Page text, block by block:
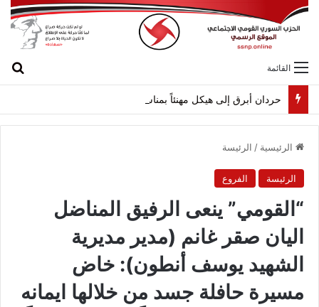
القائمة
حردان أبرق إلى هيكل مهنئاً بمناسبة عيد الجيش
الرئيسية / الرئيسة
الرئيسة الفروع
“القومي” ينعى الرفيق المناضل
اليان صقر غانم (مدير مديرية
الشهيد يوسف أنطون): خاض
مسيرة حافلة جسد من خلالها ايمانه